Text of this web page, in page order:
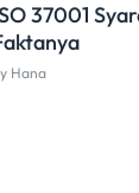
37001
Hana